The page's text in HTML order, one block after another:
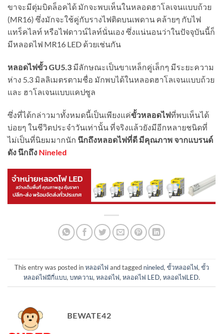
ขาจะมีตุ่มบิดล็อคได้ มักจะพบเห็นในหลอดฮาโลเจนแบบถ้วย
(MR16) ซึ่งมักจะใช้คู่กับรางไฟติดบนเพดาน คล้ายๆ กับไฟ
แทร็คไลท์ หรือไฟดาวน์ไลท์นั่นเอง ซึ่งแน่นอนว่าในปัจจุบันนี้ก็
มีหลอดไฟ MR16 LED ด้วยเช่นกัน
หลอดไฟขั้ว GU5.3 มีลักษณะเป็นขาเหล็กคู่เล็กๆ มีระยะความ
ห่าง 5.3 มิลลิเมตรตามชื่อ มักพบได้ในหลอดฮาโลเจนแบบถ้วย
และ ฮาโลเจนแบบแคปซูล
ซึ่งที่ได้กล่าวมาทั้งหมดนี้เป็นเพียงแค่ขั้วหลอดไฟที่พบเห็นได้
บ่อยๆ ในชีวิตประจำวันเท่านั้น ที่จริงแล้วยังมีอีกหลายชนิดที่
ไม่เป็นที่นิยมมากนัก นึกถึงหลอดไฟที่ดี มีคุณภาพ จากแบรนด์
ดัง นึกถึง Nineled
This entry was posted inหลอดไฟ and tagged nineled,ขั้วหลอดไฟ,ขั้ว
หลอดไฟมีกี่แบบ,บทความ,หลอดไฟ,หลอดไฟ LED,หลอดไฟLED.
BEWATE42